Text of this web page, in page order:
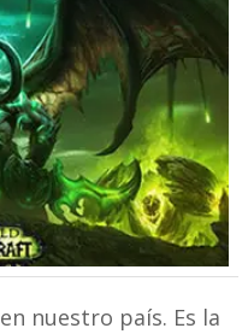
en nuestro país. Es la